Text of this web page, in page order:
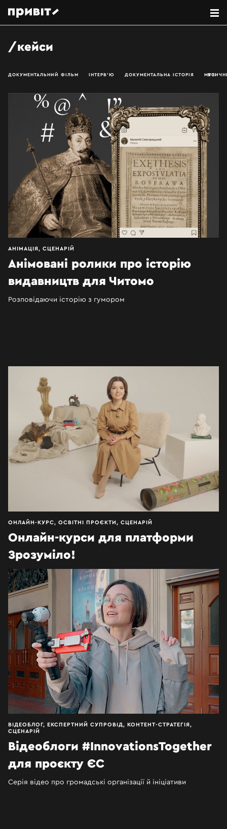
кейси
ВСІ
ДОКУМЕНТАЛЬНИЙ ФІЛЬМ ІНТЕРВ’Ю ДОКУМЕНТАЛЬНА ІСТОРІЯ
АНІМАЦІЯ, СЦЕНАРІЙ
Анімовані ролики про історію
видавництв для Читомо
Розповідаючи історію з гумором
ОНЛАЙН-КУРС, ОСВІТНІ ПРОЄКТИ, СЦЕНАРІЙ
Онлайн-курси для платформи
Зрозуміло!
Освіта про актуальне
ВІДЕОБЛОГ, ЕКСПЕРТНИЙ СУПРОВІД, КОНТЕНТ-СТРАТЕГІЯ,
СЦЕНАРІЙ
Відеоблоги #InnovationsTogether
для проєкту ЄС
Серія відео про громадські організації й ініціативи